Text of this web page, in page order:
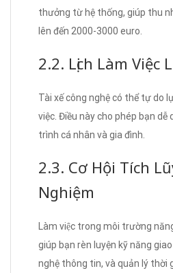
thưởng từ hệ thống, giúp thu
lên đến 2000-3000 euro.
2.2. Lịch Làm Việc
Tài xế công nghệ có thể tự do
việc. Điều này cho phép bạn dễ
trình cá nhân và gia đình.
2.3. Cơ Hội Tích
Nghiệm
Làm việc trong môi trường
giúp bạn rèn luyện kỹ năng
nghệ thông tin, và quản lý thời